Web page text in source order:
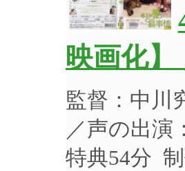
映画化
監督：中川
／声の出演
特典54分